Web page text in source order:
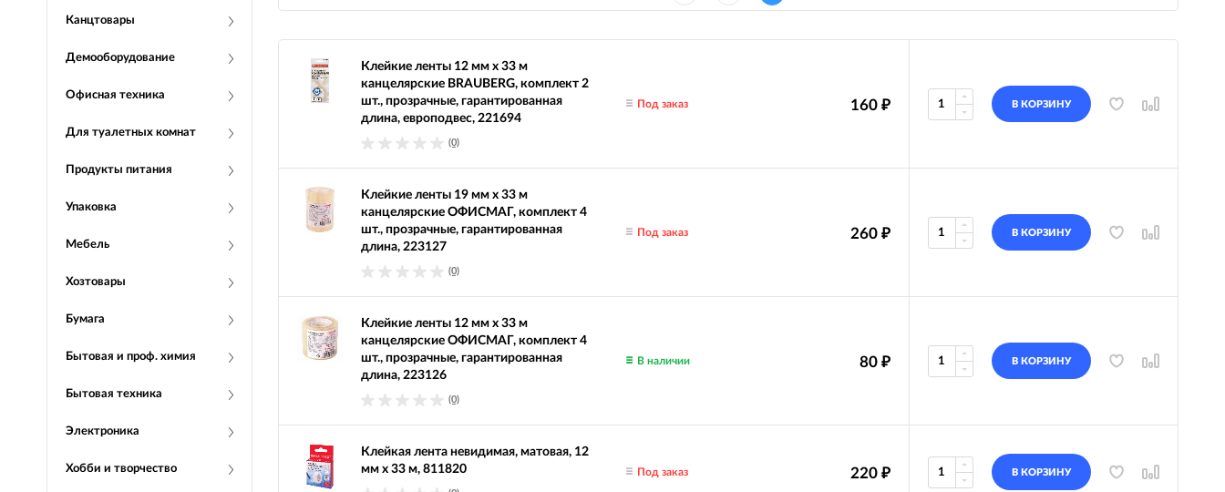
Канцтовары
Демооборудование
Офисная техника
Для туалетных комнат
Продукты питания
Упаковка
Мебель
Хозтовары
Бумага
Бытовая и проф. химия
Бытовая техника
Электроника
Хобби и творчество
Клейкие ленты 12 мм х 33 м
канцелярские BRAUBERG, комплект 2
шт., прозрачные, гарантированная
длина, европодвес, 221694
(0)
160 ₽
Под заказ В КОРЗИНУ
Клейкие ленты 19 мм х 33 м
канцелярские ОФИСМАГ, комплект 4
шт., прозрачные, гарантированная
длина, 223127
(0)
260 ₽
Под заказ В КОРЗИНУ
Клейкие ленты 12 мм х 33 м
канцелярские ОФИСМАГ, комплект 4
шт., прозрачные, гарантированная
длина, 223126
(0)
80 ₽
В наличии В КОРЗИНУ
Клейкая лента невидимая, матовая, 12
мм х 33 м, 811820
220 ₽
Под заказ В КОРЗИНУ